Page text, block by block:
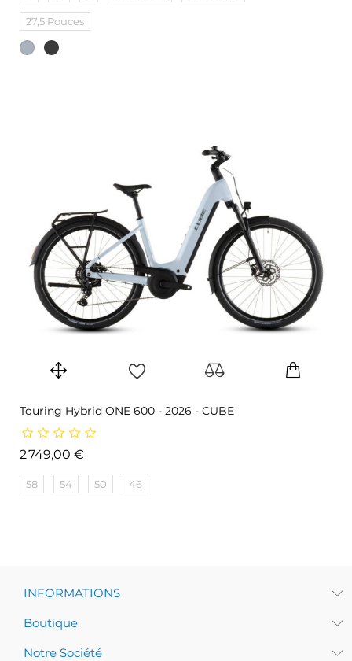
27,5 Pouces
Touring Hybrid ONE 600 - 2026 - CUBE
2 749,00 €
58 54 50 46
INFORMATIONS
Boutique
Notre Société